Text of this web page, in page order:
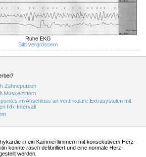
Ruhe EKG
Bild vergrössern
Zähneputzen
Muskelzittern
im Anschluss an ventrikuläre Extrasystolen mit
RR-Intervall
in ein Kammerflimmern mit konsekutivem Herz-
konnte rasch defibrilliert und eine normale Herz-
werden.